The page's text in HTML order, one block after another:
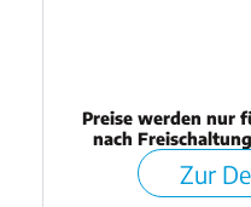
Preise werden nur
nach
Zur